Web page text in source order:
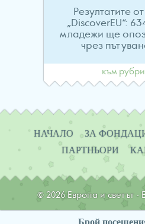
Резултатите
„DiscoverEU“:
младежи ще
чрез
към
Навигация
НАЧАЛО ЗА
ПАРТНЬОРИ
© 2026 Европа и светът -